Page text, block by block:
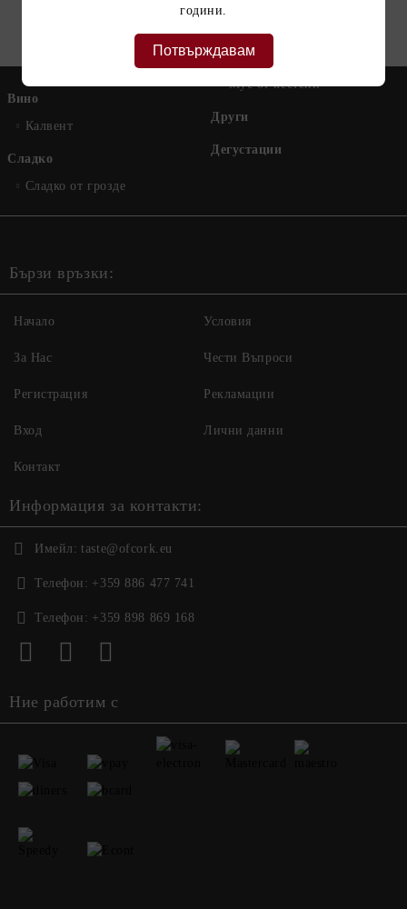
години.
Потвърждавам
Вино
Калвент
Сладко
Сладко от грозде
Мус от кестени
Други
Дегустации
Бързи връзки:
Начало
За Нас
Регистрация
Вход
Условия
Чести Въпроси
Рекламации
Лични данни
Контакт
Информация за контакти:
Имейл: taste@ofcork.eu
Телефон: +359 886 477 741
Телефон: +359 898 869 168
Ние работим с